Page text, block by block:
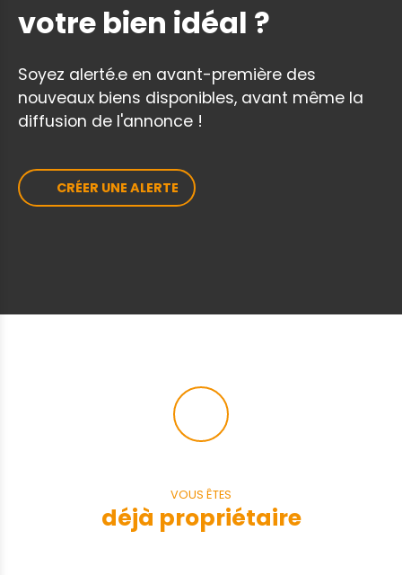
votre bien idéal ?
Soyez alerté.e en avant-première des
nouveaux biens disponibles, avant même la
diffusion de l'annonce !
CRÉER UNE ALERTE
VOUS ÊTES
déjà propriétaire